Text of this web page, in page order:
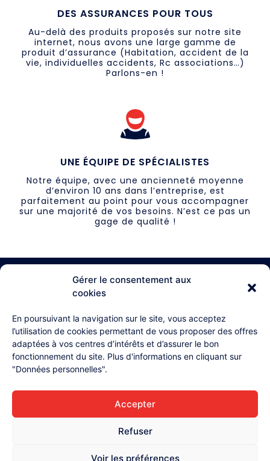
Gérer le consentement aux
cookies
En poursuivant la navigation sur le site, vous acceptez
l’utilisation de cookies permettant de vous proposer des offres
adaptées à vos centres d’intérêts et d’assurer le bon
fonctionnement du site. Plus d'informations en cliquant sur
"Données personnelles".
Accepter
Refuser
Voir les préférences
DES ASSURANCES POUR TOUS
Au-delà des produits proposés sur notre site
internet, nous avons une large gamme de
produit d’assurance (Habitation, accident de la
vie, individuelles accidents, Rc associations…)
Parlons-en !
UNE ÉQUIPE DE SPÉCIALISTES
Notre équipe, avec une ancienneté moyenne
d’environ 10 ans dans l’entreprise, est
parfaitement au point pour vous accompagner
sur une majorité de vos besoins. N’est ce pas un
gage de qualité !
03 26 87 71 38
4, rue Henri Lollier
51370 Champigny
Contact
Mentions légales